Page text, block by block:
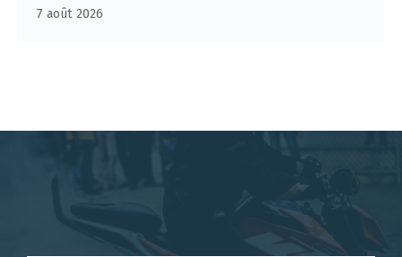
7 août 2026